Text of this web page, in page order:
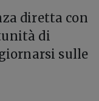
diretta con
di
sulle